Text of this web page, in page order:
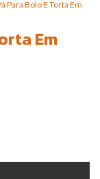
Para Bolo E Torta Em
Em